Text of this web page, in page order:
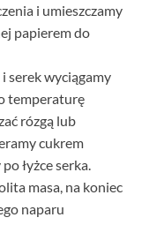
i umieszczamy
papierem do
i serek wyciągamy
temperaturę
rózgą lub
cukrem
łyżce serka.
masa, na koniec
naparu